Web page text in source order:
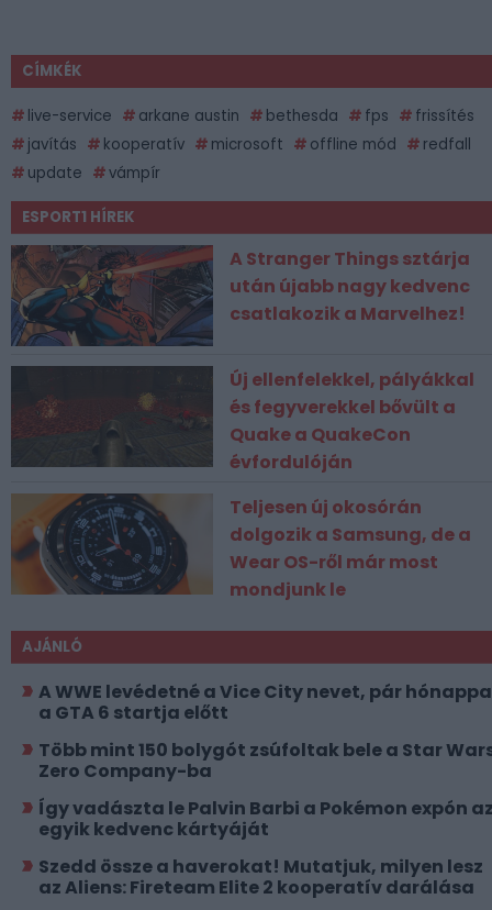
CÍMKÉK
live-service arkane austin bethesda fps
frissítés
javítás
kooperatív microsoft offline mód
redfall
update
vámpír
ESPORT1 HÍREK
A Stranger Things sztárja
után újabb nagy kedvenc
csatlakozik a Marvelhez!
Új ellenfelekkel, pályákkal
és fegyverekkel bővült a
Quake a QuakeCon
évfordulóján
Teljesen új okosórán
dolgozik a Samsung, de a
Wear OS-ről már most
mondjunk le
AJÁNLÓ
A WWE levédetné a Vice City nevet, pár
a GTA 6 startja előtt
Több mint 150 bolygót zsúfoltak bele a Star
Zero Company-ba
Így vadászta le Palvin Barbi a Pokémon expón
egyik kedvenc kártyáját
Szedd össze a haverokat! Mutatjuk, milyen lesz
az Aliens: Fireteam Elite 2 kooperatív darálása